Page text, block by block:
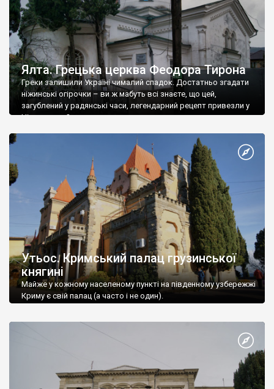
Ялта. Грецька церква Феодора Тирона
Греки залишили Україні чималий спадок. Достатньо згадати
ніжинські огірочки – ви ж мабуть всі знаєте, що цей,
загублений у радянські часи, легендарний рецепт привезли у
Ніжин греки?
Утьос. Кримський палац грузинської
княгині
Майже у кожному населеному пункті на південному узбережжі
Криму є свій палац (а часто і не один).